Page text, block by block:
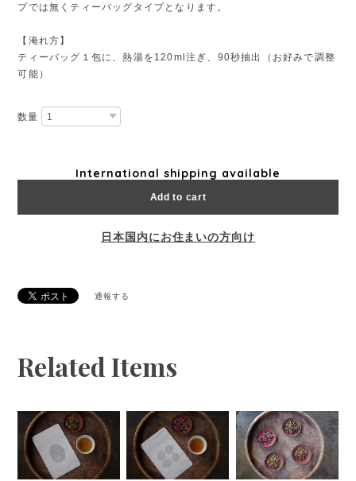
プでは無くティーバッグタイプとなります。
【淹れ方】
ティーバッグ１包に、熱湯を120ml注ぎ、90秒抽出（お好みで調整
可能）
数量
International shipping available
Add to cart
日本国内にお住まいの方向け
通報する
Related Items